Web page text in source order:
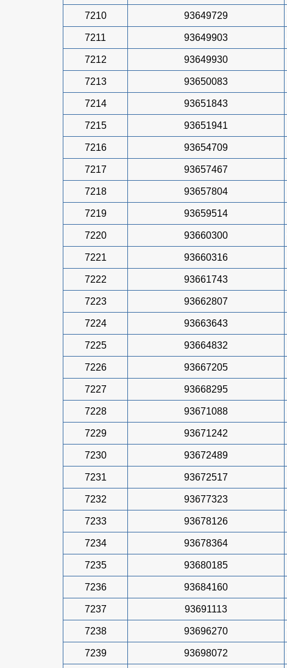
7210 93649729
7211 93649903
7212 93649930
7213 93650083
7214 93651843
7215 93651941
7216 93654709
7217 93657467
7218 93657804
7219 93659514
7220 93660300
7221 93660316
7222 93661743
7223 93662807
7224 93663643
7225 93664832
7226 93667205
7227 93668295
7228 93671088
7229 93671242
7230 93672489
7231 93672517
7232 93677323
7233 93678126
7234 93678364
7235 93680185
7236 93684160
7237 93691113
7238 93696270
7239 93698072